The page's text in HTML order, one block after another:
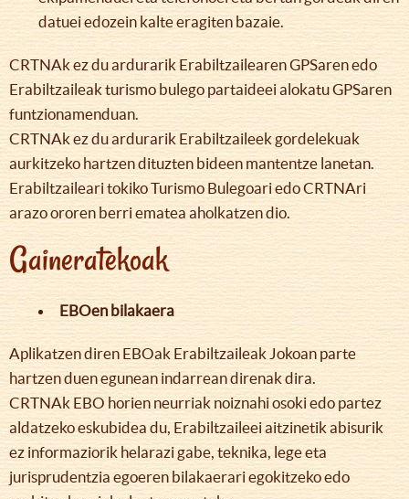
datuei edozein kalte eragiten bazaie.
CRTNAk ez du ardurarik Erabiltzailearen GPSaren edo
Erabiltzaileak turismo bulego partaideei alokatu GPSaren
funtzionamenduan.
CRTNAk ez du ardurarik Erabiltzaileek gordelekuak
aurkitzeko hartzen dituzten bideen mantentze lanetan.
Erabiltzaileari tokiko Turismo Bulegoari edo CRTNAri
arazo ororen berri ematea aholkatzen dio.
Gaineratekoak
EBOen bilakaera
Aplikatzen diren EBOak Erabiltzaileak Jokoan parte
hartzen duen egunean indarrean direnak dira.
CRTNAk EBO horien neurriak noiznahi osoki edo partez
aldatzeko eskubidea du, Erabiltzaileei aitzinetik abisurik
ez informaziorik helarazi gabe, teknika, lege eta
jurisprudentzia egoeren bilakaerari egokitzeko edo